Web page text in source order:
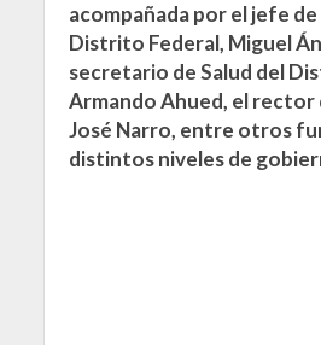
acompañada por el jefe
Distrito Federal, Miguel
secretario de Salud del
Armando Ahued, el rector
José Narro, entre otros
distintos niveles de